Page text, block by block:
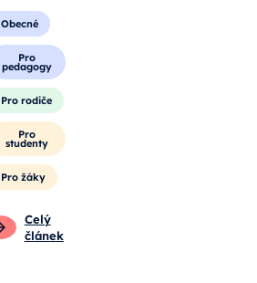
Obecné
Pro
pedagogy
Pro rodiče
Pro
studenty
Pro žáky
Celý
článek